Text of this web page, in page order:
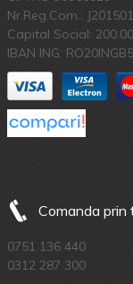
Nr.Reg.Com.:
Capital Social:
IBAN ING:
Comanda prin
0751 136 440
0312 287 300